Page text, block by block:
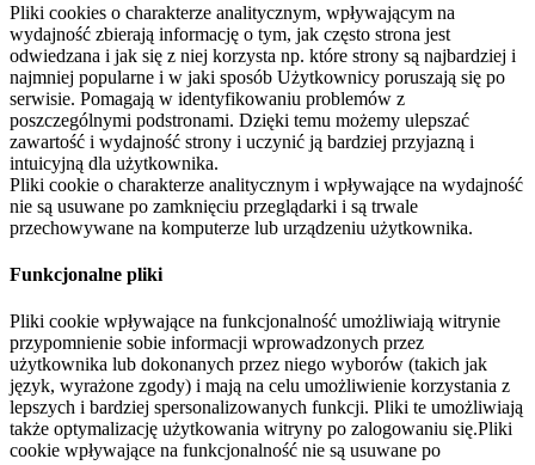
Pliki cookies o charakterze analitycznym, wpływającym na
wydajność zbierają informację o tym, jak często strona jest
odwiedzana i jak się z niej korzysta np. które strony są najbardziej i
najmniej popularne i w jaki sposób Użytkownicy poruszają się po
serwisie. Pomagają w identyfikowaniu problemów z
poszczególnymi podstronami. Dzięki temu możemy ulepszać
zawartość i wydajność strony i uczynić ją bardziej przyjazną i
intuicyjną dla użytkownika.
Pliki cookie o charakterze analitycznym i wpływające na wydajność
nie są usuwane po zamknięciu przeglądarki i są trwale
przechowywane na komputerze lub urządzeniu użytkownika.
Funkcjonalne pliki
Pliki cookie wpływające na funkcjonalność umożliwiają witrynie
przypomnienie sobie informacji wprowadzonych przez
użytkownika lub dokonanych przez niego wyborów (takich jak
język, wyrażone zgody) i mają na celu umożliwienie korzystania z
lepszych i bardziej spersonalizowanych funkcji. Pliki te umożliwiają
także optymalizację użytkowania witryny po zalogowaniu się.Pliki
cookie wpływające na funkcjonalność nie są usuwane po